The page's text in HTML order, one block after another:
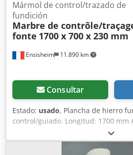
Ensisheim 11.890 km
Mármol de control/trazado de
fundición
Marbre de contrôle/
fonte 1700 x 700 x 230 mm
Consultar
Estado: usado, Plancha de hierro
control/guiado. Longitud: 1700 mm
Grosor: 230 mm Altura sobre los
toneladas Dwjdpfx Amozqzy Dovea